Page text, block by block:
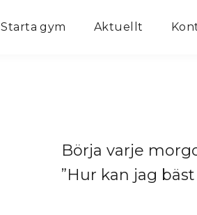
Starta gym Aktuellt
Börja varje
”Hur kan jag